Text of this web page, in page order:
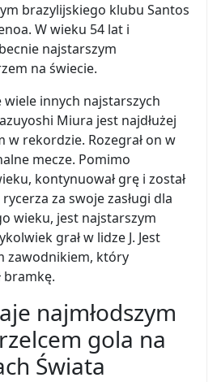
brazylijskiego klubu Santos
W wieku 54 lat i
najstarszym
na świecie.
wiele innych najstarszych
Miura jest najdłużej
w rekordzie. Rozegrał on w
mecze. Pomimo
kontynuował grę i został
za swoje zasługi dla
wieku, jest najstarszym
grał w lidze J. Jest
zawodnikiem, który
bramkę.
najmłodszym
gola na
Świata